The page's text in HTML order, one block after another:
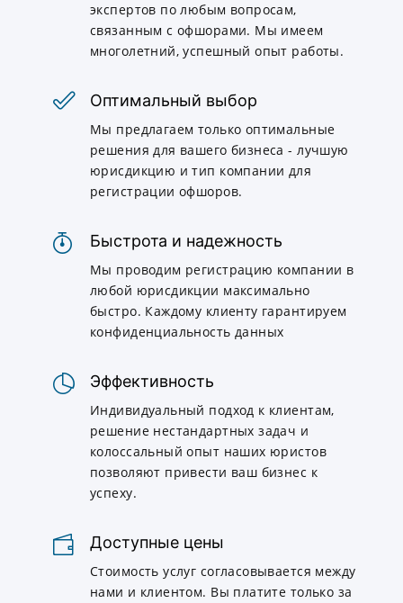
экспертов по любым вопросам,
связанным с офшорами. Мы имеем
многолетний, успешный опыт работы.
Оптимальный выбор
Мы предлагаем только оптимальные
решения для вашего бизнеса - лучшую
юрисдикцию и тип компании для
регистрации офшоров.
Быстрота и надежность
Мы проводим регистрацию компании в
любой юрисдикции максимально
быстро. Каждому клиенту гарантируем
конфиденциальность данных
Эффективность
Индивидуальный подход к клиентам,
решение нестандартных задач и
колоссальный опыт наших юристов
позволяют привести ваш бизнес к
успеху.
Доступные цены
Стоимость услуг согласовывается между
нами и клиентом. Вы платите только за